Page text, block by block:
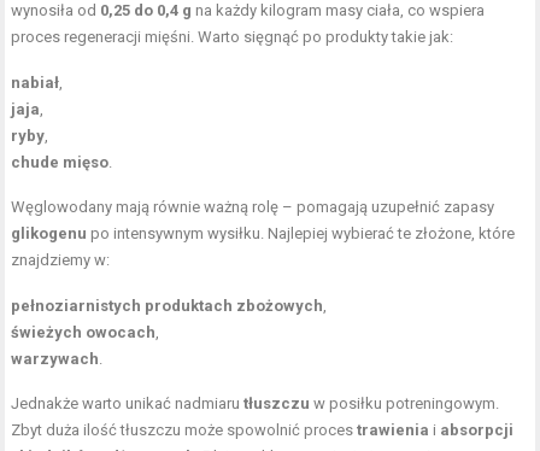
wynosiła od 0,25 do 0,4 g na każdy kilogram masy ciała, co wspiera
proces regeneracji mięśni. Warto sięgnąć po produkty takie jak:
nabiał,
jaja,
ryby,
chude mięso.
Węglowodany mają równie ważną rolę – pomagają uzupełnić zapasy
glikogenu po intensywnym wysiłku. Najlepiej wybierać te złożone, które
znajdziemy w:
pełnoziarnistych produktach zbożowych,
świeżych owocach,
warzywach.
Jednakże warto unikać nadmiarutłuszczu w posiłku potreningowym.
Zbyt duża ilość tłuszczu może spowolnić procestrawienia i absorpcji